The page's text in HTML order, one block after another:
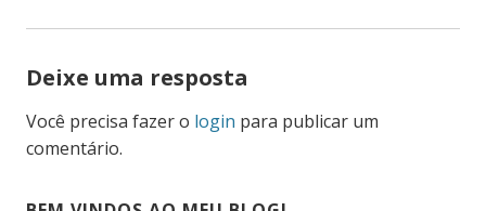
Deixe uma resposta
Você precisa fazer o login para publicar um
comentário.